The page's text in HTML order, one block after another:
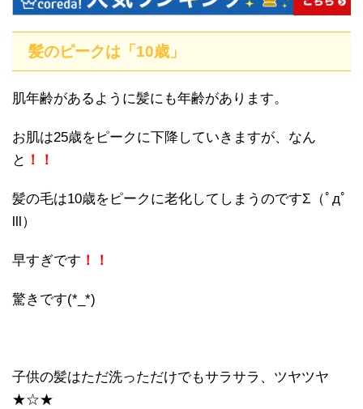
髪のピークは「10歳」
肌年齢があるように髪にも年齢があります。
お肌は25歳をピークに下降していきますが、なん
と ！！
髪の毛は10歳をピークに老化してしまうのですΣ（ﾟдﾟ
lll）
早すぎです ！！
驚きです(*_*)
子供の髪はただ洗っただけでもサラサラ、ツヤツヤ
★☆★